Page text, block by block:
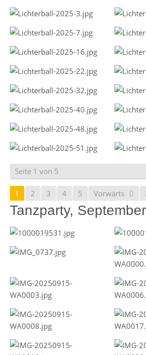
Seite 1 von 5
1 2 3 4 5 Vorwärts
Tanzparty,